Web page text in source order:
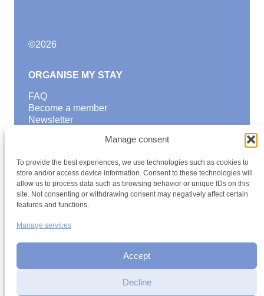
Manage consent
To provide the best experiences, we use technologies such as cookies to
store and/or access device information. Consent to these technologies will
allow us to process data such as browsing behavior or unique IDs on this
site. Not consenting or withdrawing consent may negatively affect certain
features and functions.
Manage services
Accept
Decline
©2026
ORGANISE MY STAY
FAQ
Become a member
Newsletter
Find a youth hostel
Discover activities
School Trips and group excursions
Teambuilding
Youth Hostels Luxembourg NPO